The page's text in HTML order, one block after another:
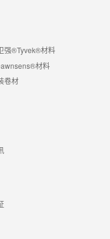
强®Tyvek®材料
材料
卷材